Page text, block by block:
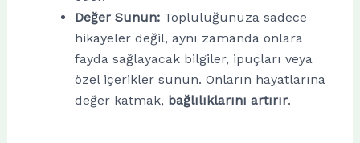
Değer Sunun:Topluluğunuza sadece
hikayeler değil, aynı zamanda onlara
fayda sağlayacak bilgiler, ipuçları veya
özel içerikler sunun. Onların hayatlarına
değer katmak, bağlılıklarını artırır.